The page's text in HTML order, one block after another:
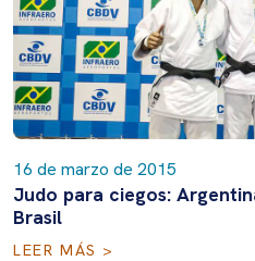
16 de marzo de 2015
Judo para ciegos:
Brasil
LEER MÁS >